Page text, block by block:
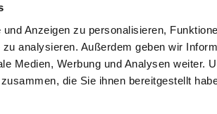
Anzeigen zu personalisieren,
analysieren. Außerdem geben wir
Medien, Werbung und Analysen weiter.
die Sie ihnen bereitgestellt